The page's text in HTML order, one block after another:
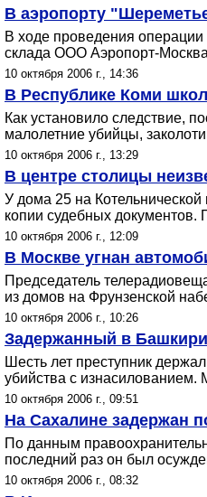
В аэропорту
В ходе проведения
склада ООО Аэропорт-
10 октября 2006 г., 14:36
В Республике Коми
Как установило следствие,
малолетние убийцы,
10 октября 2006 г., 13:29
В центре столицы
У дома 25 на
копии судебных документов.
10 октября 2006 г., 12:09
В Москве угнан
Председатель
из домов на Фрунзенской
10 октября 2006 г., 10:26
Задержанный в
Шесть лет преступник
убийства с изнасилованием.
10 октября 2006 г., 09:51
На Сахалине задержан
По данным
последний раз он был
10 октября 2006 г., 08:32